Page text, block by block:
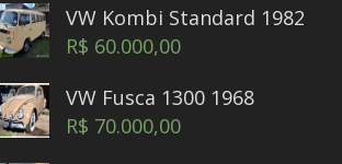
VW Kombi Standard 1982
R$ 60.000,00
VW Fusca 1300 1968
R$ 70.000,00